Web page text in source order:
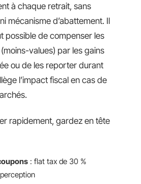
à chaque retrait, sans
mécanisme d’abattement. Il
possible de compenser les
values) par les gains
ou de les reporter durant
l’impact fiscal en cas de
rapidement, gardez en tête
: flat tax de 30 %